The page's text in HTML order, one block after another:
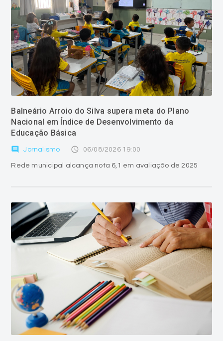
Balneário Arroio do Silva supera meta do Plano
Nacional em Índice de Desenvolvimento da
Educação Básica
comment Jornalismo access_time 06/08/2026 19:00
Rede municipal alcança nota 6,1 em avaliação de 2025